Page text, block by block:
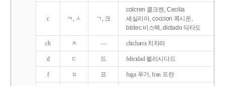
c ㅋ, ㅅ ㄱ, 크
colcren 콜크렌, Cecilia
세실리아, coccion 콕시온,
bistec 비스텍, dictado 딕타도
ch ㅊ ― chicharra 치차라
d ㄷ 드 felicidad 펠리시다드
f ㅍ 프 fuga 푸가, fran 프란